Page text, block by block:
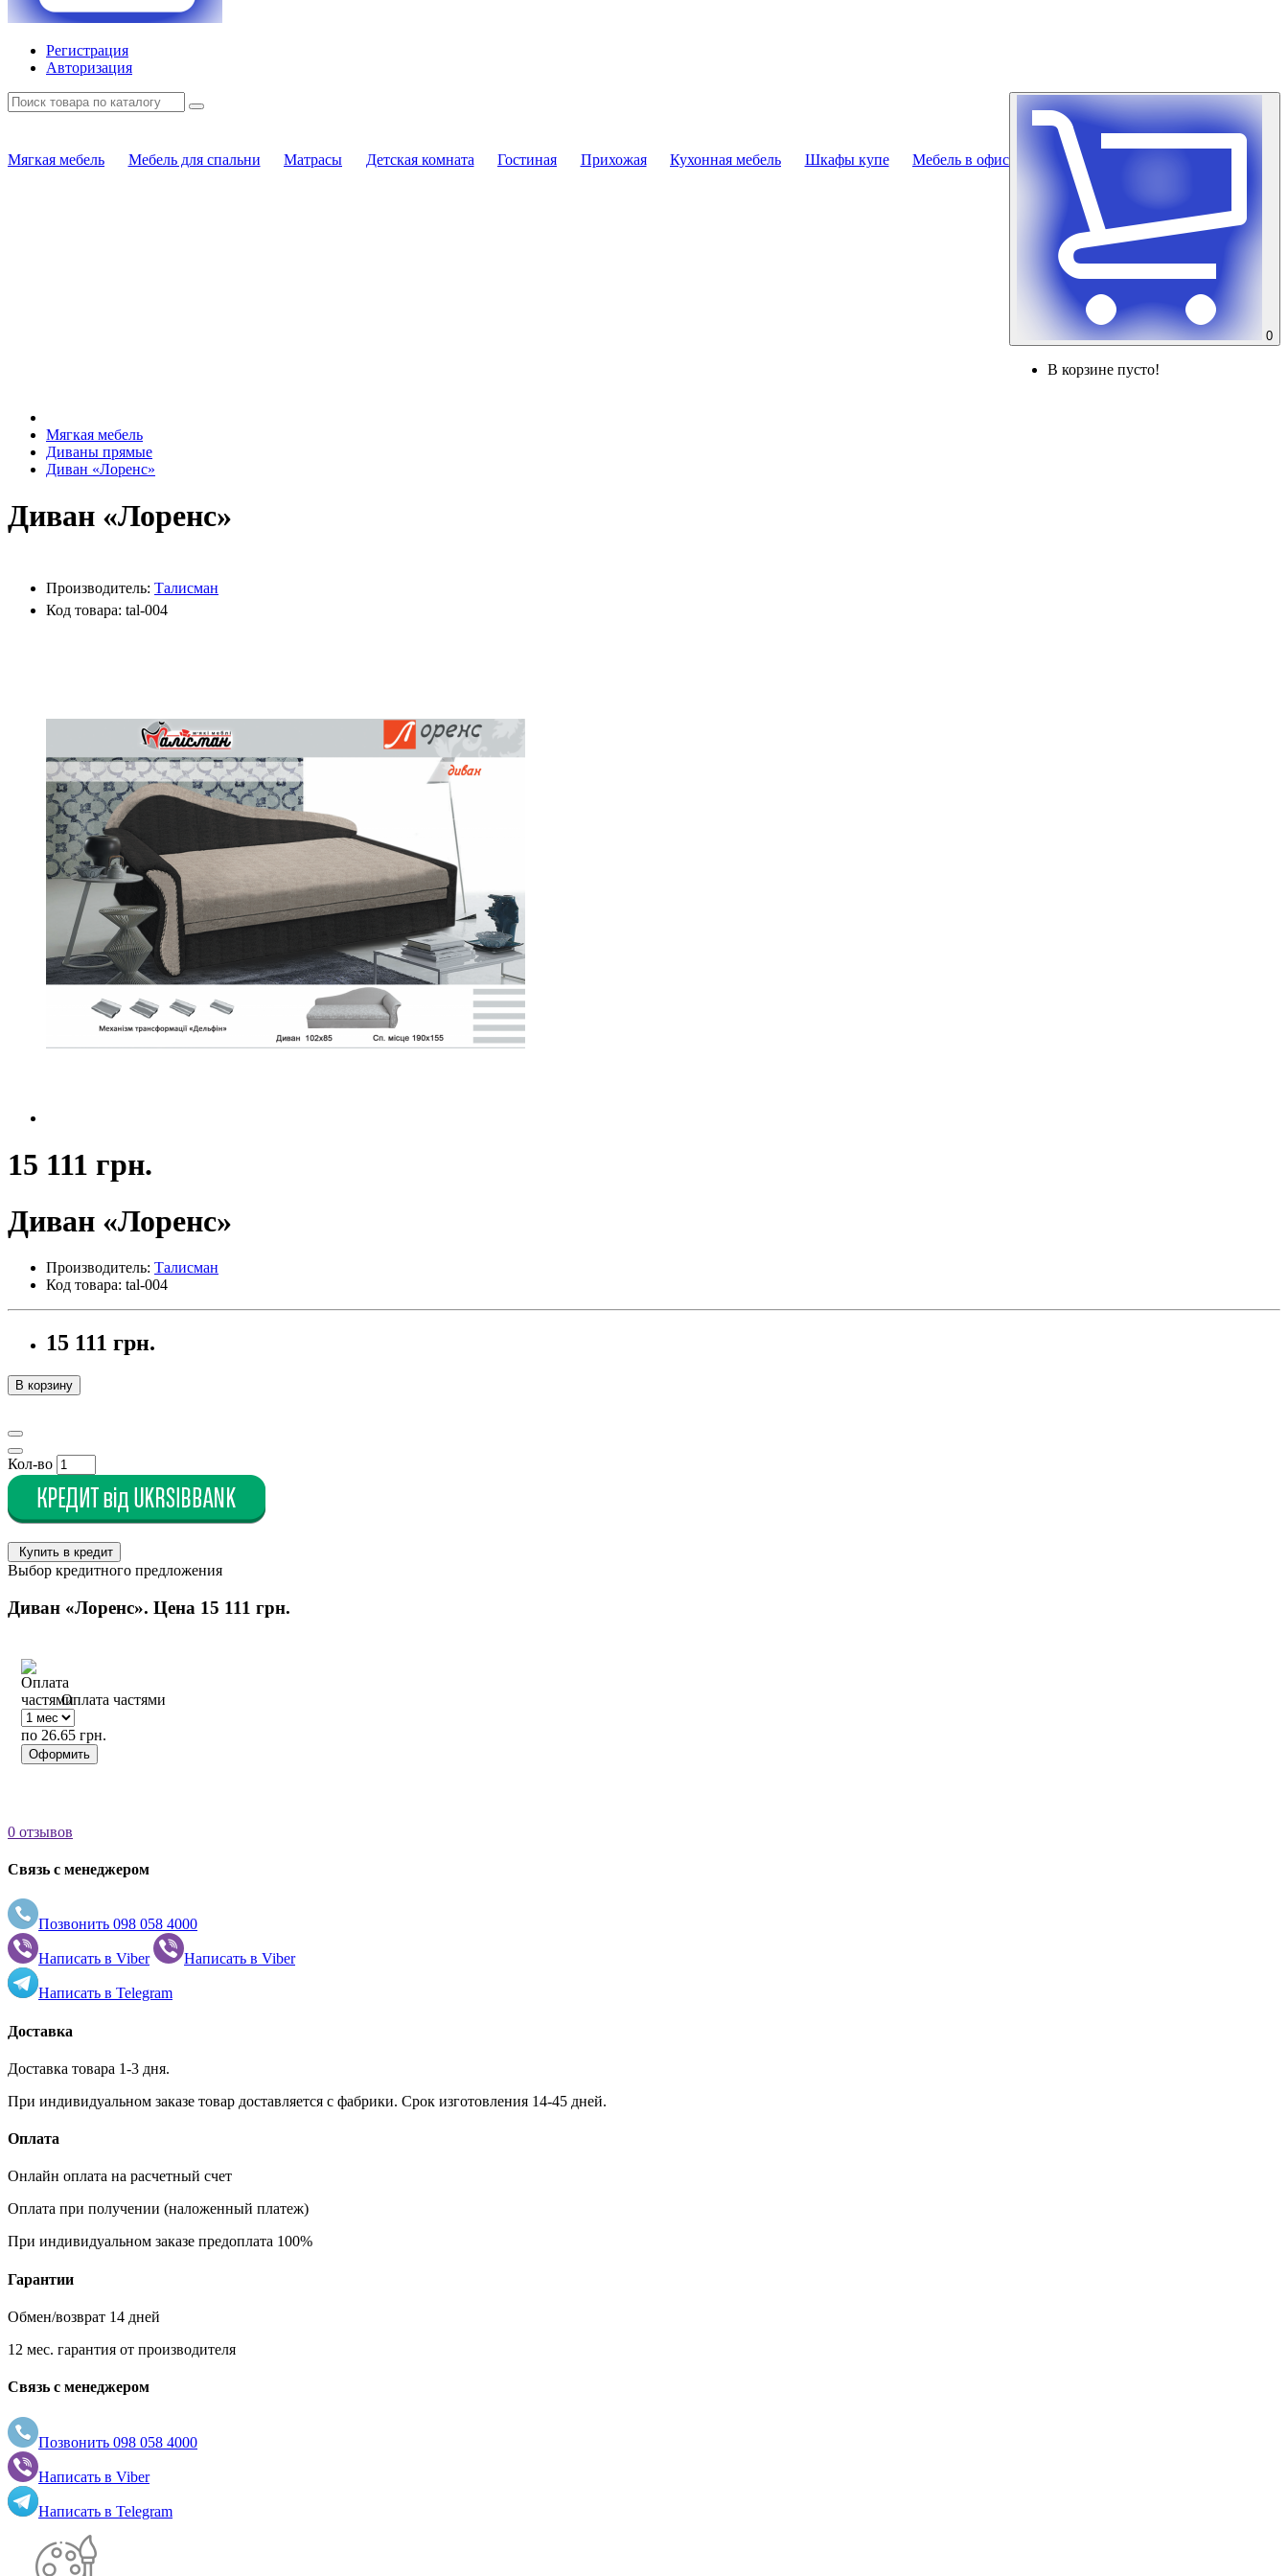
Регистрация
Авторизация
0
В корзине пусто!
Мягкая мебель Мебель для спальни Матрасы Детская комната Гостиная Прихожая Кухонная мебель Шкафы купе Мебель в офис
Мягкая мебель
Диваны прямые
Диван «Лоренс»
Диван «Лоренс»
Производитель: Талисман
Код товара: tal-004
15 111 грн.
Диван «Лоренс»
Производитель: Талисман
Код товара: tal-004
15 111 грн.
В корзину
Кол-во
Купить в кредит
Выбор кредитного предложения
Диван «Лоренс». Цена 15 111 грн.
Оплата частями
по 26.65 грн.
Оформить
0 отзывов
Связь с менеджером
Позвонить 098 058 4000
Написать в Viber Написать в Viber
Написать в Telegram
Доставка
Доставка товара 1-3 дня.
При индивидуальном заказе товар доставляется с фабрики. Срок изготовления 14-45 дней.
Оплата
Онлайн оплата на расчетный счет
Оплата при получении (наложенный платеж)
При индивидуальном заказе предоплата 100%
Гарантии
Обмен/возврат 14 дней
12 мес. гарантия от производителя
Связь с менеджером
Позвонить 098 058 4000
Написать в Viber
Написать в Telegram